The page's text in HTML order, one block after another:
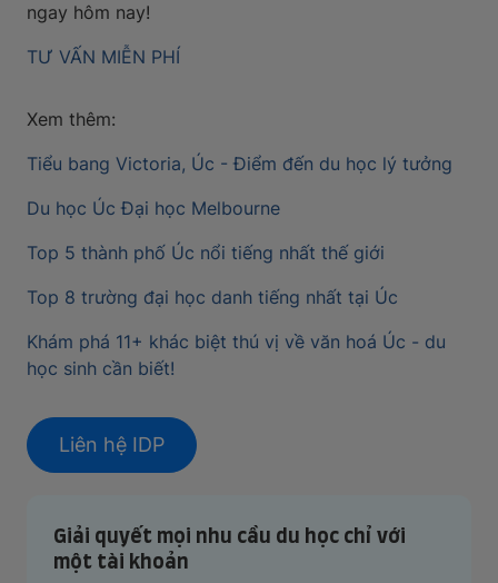
ngay hôm nay!
TƯ VẤN MIỄN PHÍ
Xem thêm:
Tiểu bang Victoria, Úc - Điểm đến du học lý tưởng
Du học Úc Đại học Melbourne
Top 5 thành phố Úc nổi tiếng nhất thế giới
Top 8 trường đại học danh tiếng nhất tại Úc
Khám phá 11+ khác biệt thú vị về văn hoá Úc - du
học sinh cần biết!
Liên hệ IDP
Giải quyết mọi nhu cầu du học chỉ với
một tài khoản